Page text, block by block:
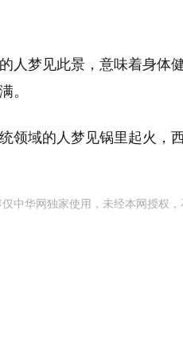
人梦见此景，意味着身体
。
领域的人梦见锅里起火，
仅中华网独家使用，未经本网授权